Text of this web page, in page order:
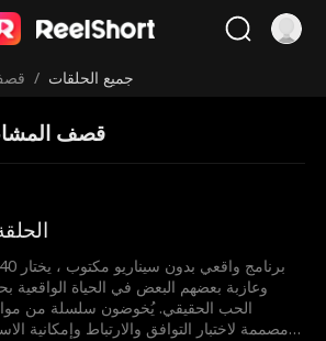
/ جميع الحلقات
قصف
الحلقة
وعازبة بعضهم البعض في الحياة الواقعية
الحب الحقيقي. يُخوضون سلسلة من
مصممة لاختبار التوافق والارتباط وإمكانية